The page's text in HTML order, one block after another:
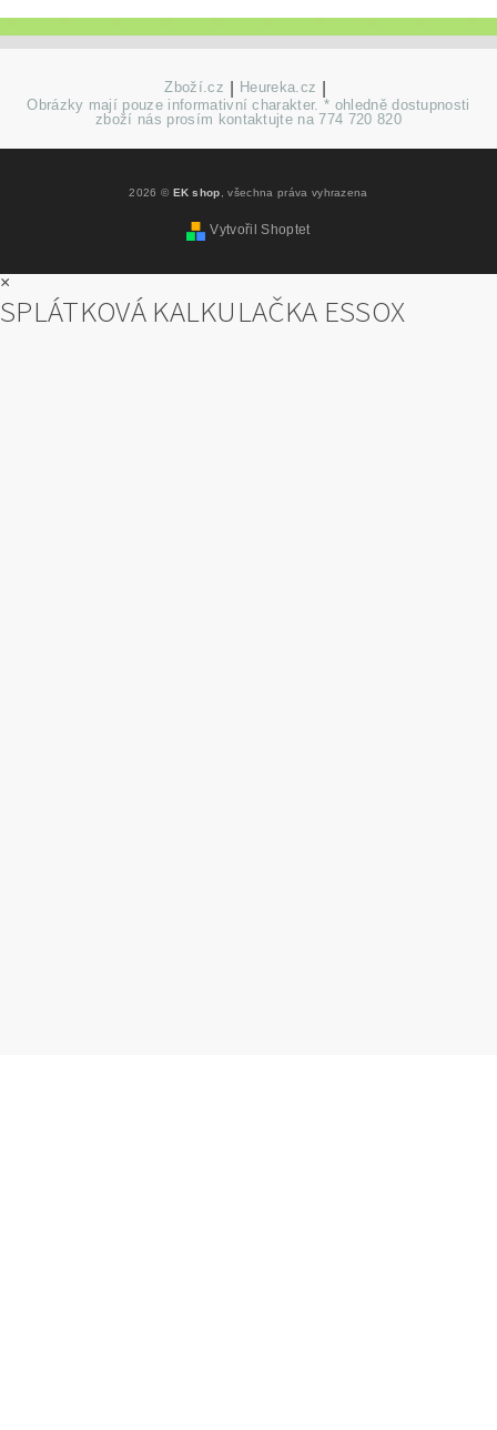
Zboží.cz Heureka.cz
Obrázky mají pouze informativní charakter. * ohledně dostupnosti
zboží nás prosím kontaktujte na 774 720 820
2026 © EK shop, všechna práva vyhrazena
Vytvořil Shoptet
×
SPLÁTKOVÁ KALKULAČKA ESSOX